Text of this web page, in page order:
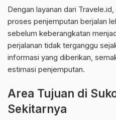
Dengan layanan dari
proses penjemputan berjalan
sebelum keberangkatan
perjalanan tidak terganggu
informasi yang diberikan,
estimasi penjemputan.
Area Tujuan di
Sekitarnya